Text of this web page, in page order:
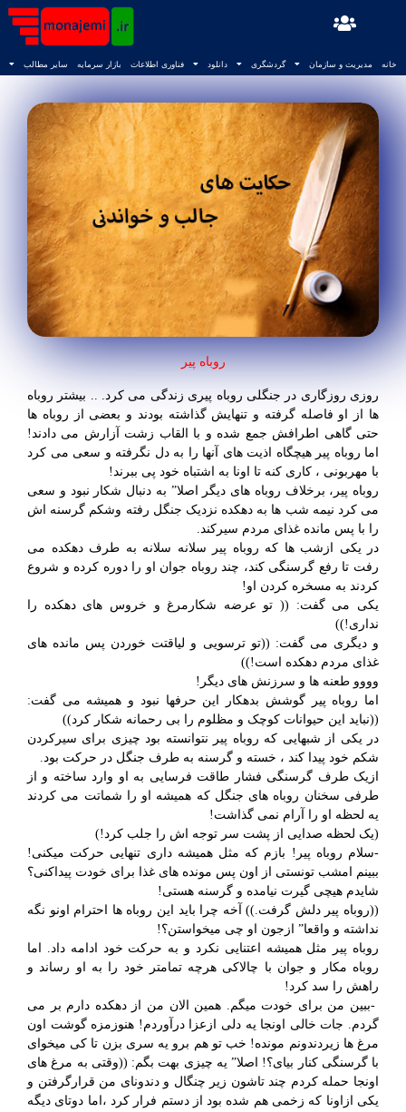
خانه مدیریت و سازمان گردشگری دانلود فناوری اطلاعات بازار سرمایه سایر مطالب
روباه پیر
روزی روزگاری در جنگلی روباه پیری زندگی می کرد. .. بیشتر روباه
ها از او فاصله گرفته و تنهایش گذاشته بودند و بعضی از روباه ها
حتی گاهی اطرافش جمع شده و با القاب زشت آزارش می دادند!
اما روباه پیر هیچگاه اذیت های آنها را به دل نگرفته و سعی می کرد
با مهربونی ، کاری کنه تا اونا به اشتباه خود پی ببرند!
روباه پیر، برخلاف روباه های دیگر اصلا” به دنبال شکار نبود و سعی
می کرد نیمه شب ها به دهکده نزدیک جنگل رفته وشکم گرسنه اش
را با پس مانده غذای مردم سیرکند.
در یکی ازشب ها که روباه پیر سلانه سلانه به طرف دهکده می
رفت تا رفع گرسنگی کند، چند روباه جوان او را دوره کرده و شروع
کردند به مسخره کردن او!
یکی می گفت: (( تو عرضه شکارمرغ و خروس های دهکده را
نداری!))
و دیگری می گفت: ((تو ترسویی و لیاقتت خوردن پس مانده های
غذای مردم دهکده است!))
وووو طعنه ها و سرزنش های دیگر!
اما روباه پیر گوشش بدهکار این حرفها نبود و همیشه می گفت:
((نباید این حیوانات کوچک و مظلوم را بی رحمانه شکار کرد))
در یکی از شبهایی که روباه پیر نتوانسته بود چیزی برای سیرکردن
شکم خود پیدا کند ، خسته و گرسنه به طرف جنگل در حرکت بود.
ازیک طرف گرسنگی فشار طاقت فرسایی به او وارد ساخته و از
طرفی سخنان روباه های جنگل که همیشه او را شماتت می کردند
یه لحظه او را آرام نمی گذاشت!
(یک لحظه صدایی از پشت سر توجه اش را جلب کرد!)
-سلام روباه پیر! بازم که مثل همیشه داری تنهایی حرکت میکنی!
ببینم امشب تونستی از اون پس مونده های غذا برای خودت پیداکنی؟
شایدم هیچی گیرت نیامده و گرسنه هستی!
((روباه پیر دلش گرفت.)) آخه چرا باید این روباه ها احترام اونو نگه
نداشته و واقعا” ازجون او چی میخواستن؟!
روباه پیر مثل همیشه اعتنایی نکرد و به حرکت خود ادامه داد. اما
روباه مکار و جوان با چالاکی هرچه تمامتر خود را به او رساند و
راهش را سد کرد!
-ببین من برای خودت میگم. همین الان من از دهکده دارم بر می
گردم. جات خالی اونجا یه دلی ازعزا درآوردم! هنوزمزه گوشت اون
مرغ ها زیردندونم مونده! خب تو هم برو یه سری بزن تا کی میخوای
با گرسنگی کنار بیای؟! اصلا” یه چیزی بهت بگم: ((وقتی به مرغ های
اونجا حمله کردم چند تاشون زیر چنگال و دندونای من قرارگرفتن و
یکی ازاونا که زخمی هم شده بود از دستم فرار کرد ،اما دوتای دیگه